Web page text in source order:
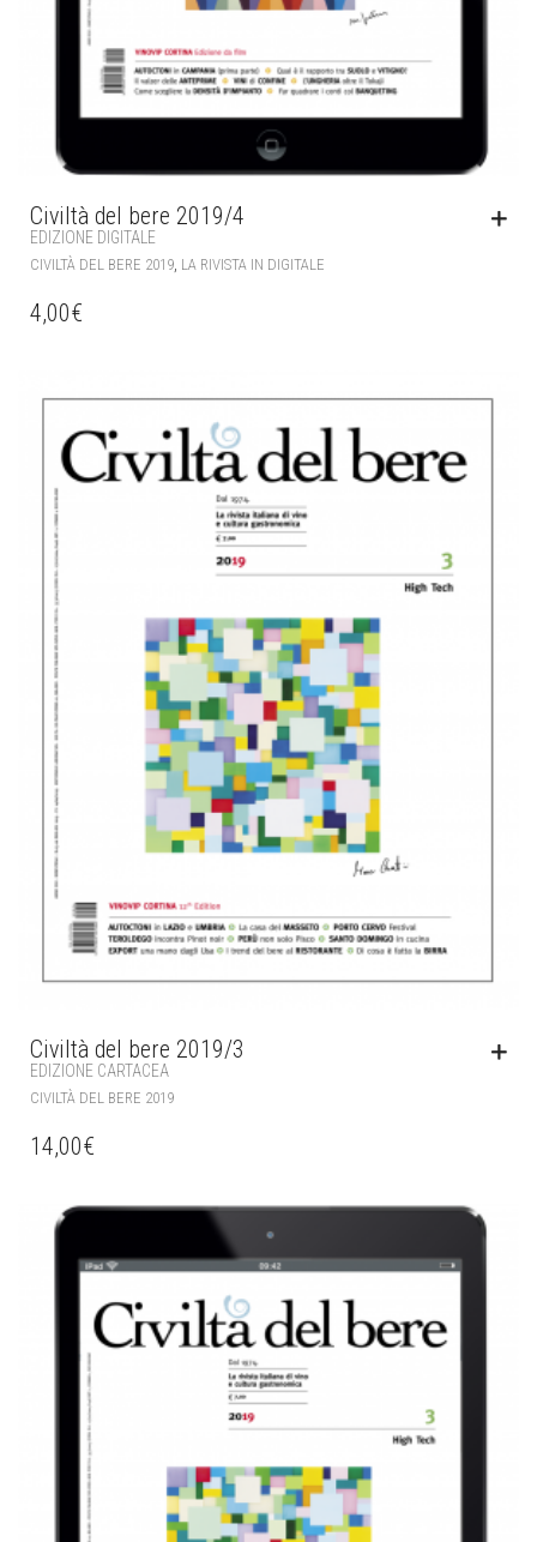
Civiltà del bere 2019/4
EDIZIONE DIGITALE
CIVILTÀ DEL BERE 2019 LA RIVISTA IN DIGITALE
4,00€
Civiltà del bere 2019/3
EDIZIONE CARTACEA
CIVILTÀ DEL BERE 2019
14,00€